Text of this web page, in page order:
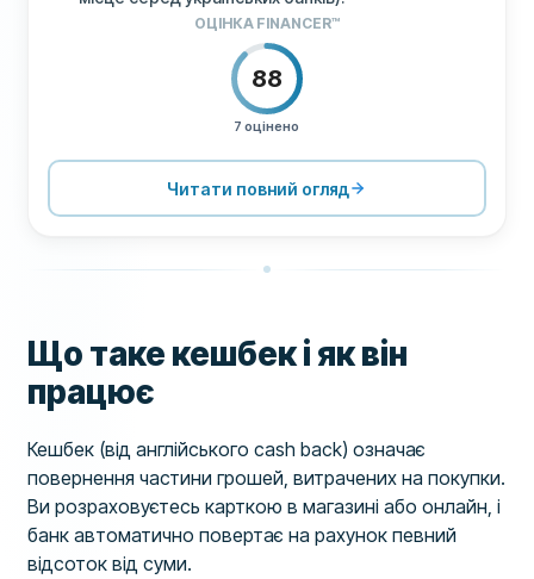
ОЦІНКА FINANCER™
88
7 оцінено
УМОВИ 60
Читати повний огляд
Що таке кешбек і як він
працює
Кешбек (від англійського cash back) означає
повернення частини грошей, витрачених на покупки.
Ви розраховуєтесь карткою в магазині або онлайн, і
банк автоматично повертає на рахунок певний
відсоток від суми.